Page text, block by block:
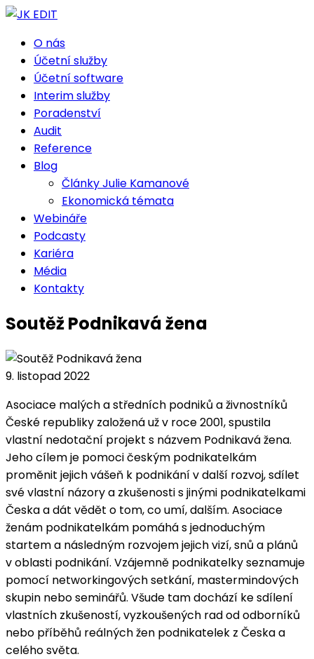
O nás
Účetní služby
Účetní software
Interim služby
Poradenství
Audit
Reference
Blog
Články Julie Kamanové
Ekonomická témata
Webináře
Podcasty
Kariéra
Média
Kontakty
Soutěž Podnikavá žena
9. listopad 2022
Asociace malých a středních podniků a živnostníků
České republiky založená už v roce 2001, spustila
vlastní nedotační projekt s názvem Podnikavá žena.
Jeho cílem je pomoci českým podnikatelkám
proměnit jejich vášeň k podnikání v další rozvoj, sdílet
své vlastní názory a zkušenosti s jinými podnikatelkami
Česka a dát vědět o tom, co umí, dalším. Asociace
ženám podnikatelkám pomáhá s jednoduchým
startem a následným rozvojem jejich vizí, snů a plánů
v oblasti podnikání. Vzájemně podnikatelky seznamuje
pomocí networkingových setkání, mastermindových
skupin nebo seminářů. Všude tam dochází ke sdílení
vlastních zkušeností, vyzkoušených rad od odborníků
nebo příběhů reálných žen podnikatelek z Česka a
celého světa.